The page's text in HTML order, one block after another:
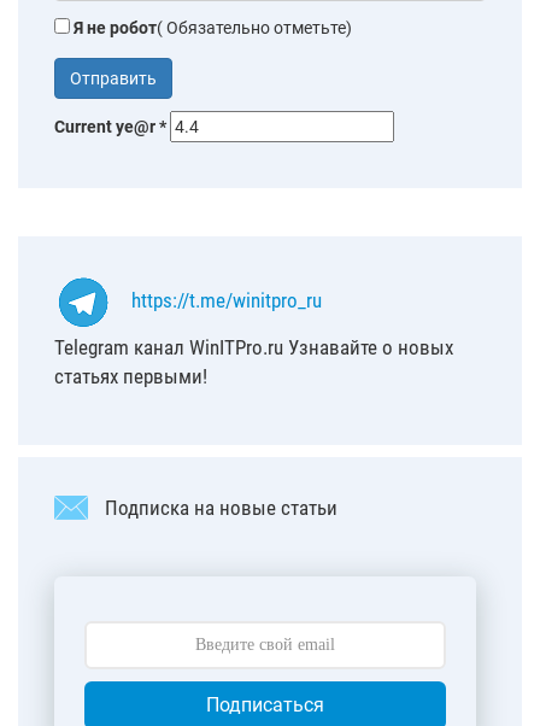
Я не робот( Обязательно отметьте)
Current ye@r*
https://t.me/winitpro_ru
Telegram канал WinITPro.ru Узнавайте о новых
статьях первыми!
Подписка на новые статьи
Подписаться